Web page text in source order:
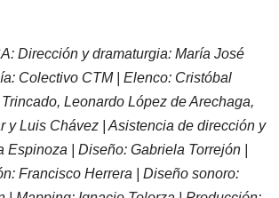
Dirección y dramaturgia: María José
Colectivo CTM | Elenco: Cristóbal
Leonardo López de Arechaga,
y Luis Chávez | Asistencia de dirección y
Espinoza | Diseño: Gabriela Torrejón |
Francisco Herrera | Diseño sonoro: